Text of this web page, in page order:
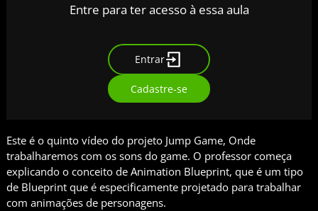
Entre para ter acesso à essa aula
Entrar
Cadastre-se
Este é o quinto vídeo do projeto Jump Game, Onde
trabalharemos com os sons do game. O professor começa
explicando o conceito de Animation Blueprint, que é um tipo
de Blueprint que é especificamente projetado para trabalhar
com animações de personagens.